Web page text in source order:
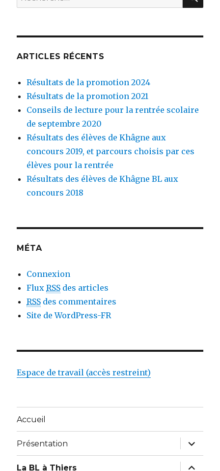
pour
ARTICLES RÉCENTS
Résultats de la promotion 2024
Résultats de la promotion 2021
Conseils de lecture pour la rentrée scolaire
de septembre 2020
Résultats des élèves de Khâgne aux
concours 2019, et parcours choisis par ces
élèves pour la rentrée
Résultats des élèves de Khâgne BL aux
concours 2018
MÉTA
Connexion
FluxRSS des articles
RSS des commentaires
Site de WordPress-FR
Espace de travail (accès restreint)
Accueil
Présentation
ouvrir
le
sous-
menu
La BL à Thiers
ouvrir